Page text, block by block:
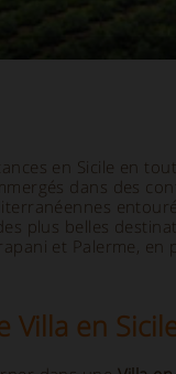
en Sicile en
dans des
plus belles
et Palerme, en
Villa en